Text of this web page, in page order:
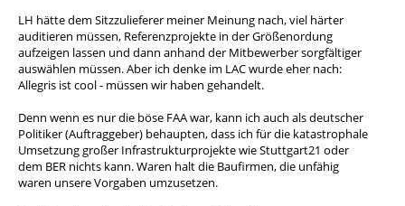
LH hätte dem Sitzzulieferer meiner Meinung nach, viel härter
auditieren müssen, Referenzprojekte in der Größenordung
aufzeigen lassen und dann anhand der Mitbewerber sorgfältiger
auswählen müssen. Aber ich denke im LAC wurde eher nach:
Allegris ist cool - müssen wir haben gehandelt.
Denn wenn es nur die böse FAA war, kann ich auch als deutscher
Politiker (Auftraggeber) behaupten, dass ich für die katastrophale
Umsetzung großer Infrastrukturprojekte wie Stuttgart21 oder
dem BER nichts kann. Waren halt die Baufirmen, die unfähig
waren unsere Vorgaben umzusetzen.